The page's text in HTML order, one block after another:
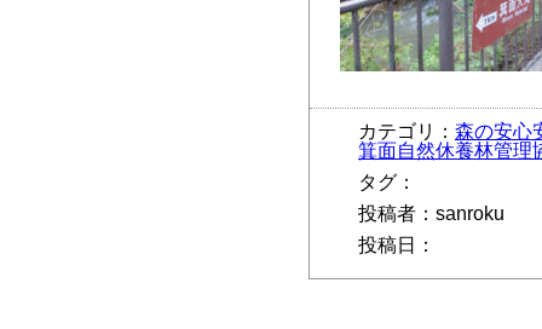
カテゴリ： 森の安心
箕面自然休養林管理
タグ：
投稿者：sanroku
投稿日：